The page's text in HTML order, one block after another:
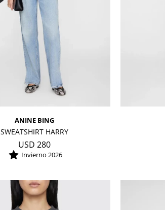
ANINE BING
SWEATSHIRT HARRY
USD 280
Invierno 2026